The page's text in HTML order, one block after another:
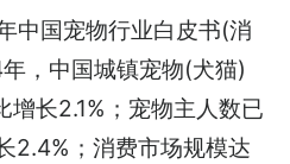
中国宠物行业白皮书(消
，中国城镇宠物(犬猫)
增长2.1%；宠物主人数已
2.4%；消费市场规模达